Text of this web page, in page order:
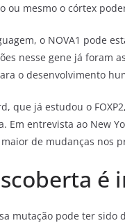
ou mesmo o córtex
o NOVA1 pode
nesse gene já foram
o desenvolvimento
que já estudou o
Em entrevista ao New
de mudanças nos
é
mutação pode ter